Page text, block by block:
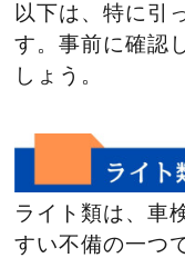
以下は、特に引
す。事前に確認
しょう。
ライト類は、車
すい不備の一つ